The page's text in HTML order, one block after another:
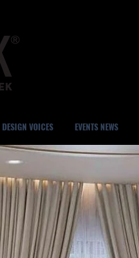
DESIGN VOICES EVENTS NEWS